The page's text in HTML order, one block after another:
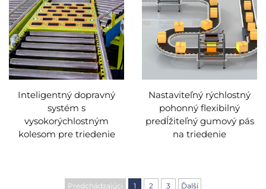
Inteligentný dopravný
systém s
vysokorýchlostným
kolesom pre triedenie
Nastaviteľný rýchlostný
pohonný flexibilný
predĺžiteľný gumový pás
na triedenie
Predchádzajúci 1 2 3 Ďalší